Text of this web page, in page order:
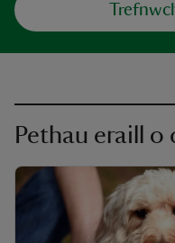
Pethau eraill